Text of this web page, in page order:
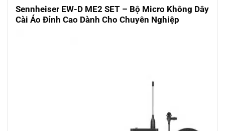
Sennheiser EW-D ME2 SET – Bộ Micro Không Dây
Cài Áo Đỉnh Cao Dành Cho Chuyên Nghiệp